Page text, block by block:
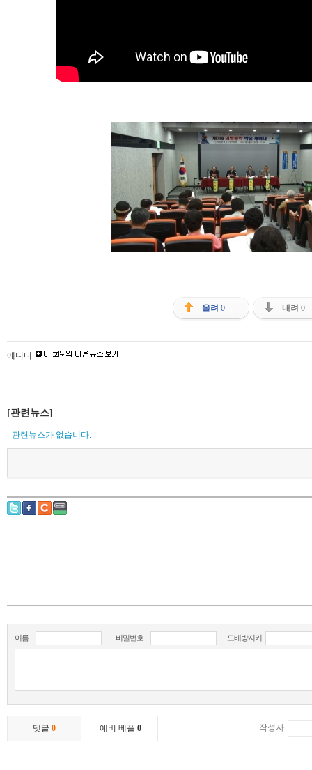
올려 0 내려 0
에디터
[관련뉴스]
- 관련뉴스가 없습니다.